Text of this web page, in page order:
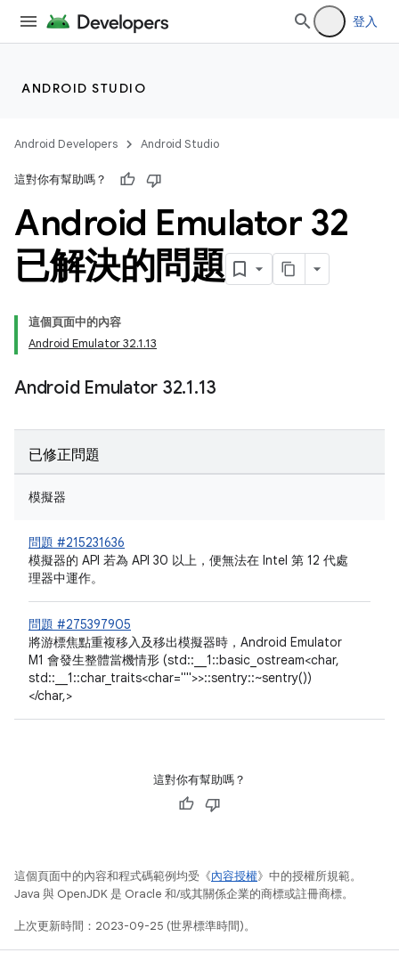
登入
ANDROID STUDIO
Android Developers Android Studio
這對你有幫助嗎？
Android Emulator 32
已解決的問題
這個頁面中的內容
Android Emulator 32.1.13
Android Emulator 32.1.13
已修正問題
模擬器
問題 #215231636
模擬器的 API 若為 API 30 以上，便無法在 Intel 第 12 代處
理器中運作。
問題 #275397905
將游標焦點重複移入及移出模擬器時，Android Emulator
M1 會發生整體當機情形 (std::__1::basic_ostream<char,
std::__1::char_traits<char="">>::sentry::~sentry())
</char,>
這對你有幫助嗎？
這個頁面中的內容和程式碼範例均受《內容授權》中的授權所規範。
Java 與 OpenJDK 是 Oracle 和/或其關係企業的商標或註冊商標。
上次更新時間：2023-09-25 (世界標準時間)。